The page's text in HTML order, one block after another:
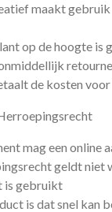
maakt gebruik
op de hoogte is
de kosten
mag een online
geldt niet
is gebruikt
is dat snel kan